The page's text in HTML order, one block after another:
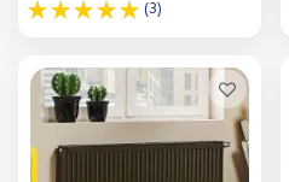
(3)
Dodaj do